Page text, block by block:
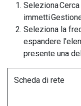
Seleziona
immetti
Seleziona la
espandere
presente una
Scheda di rete